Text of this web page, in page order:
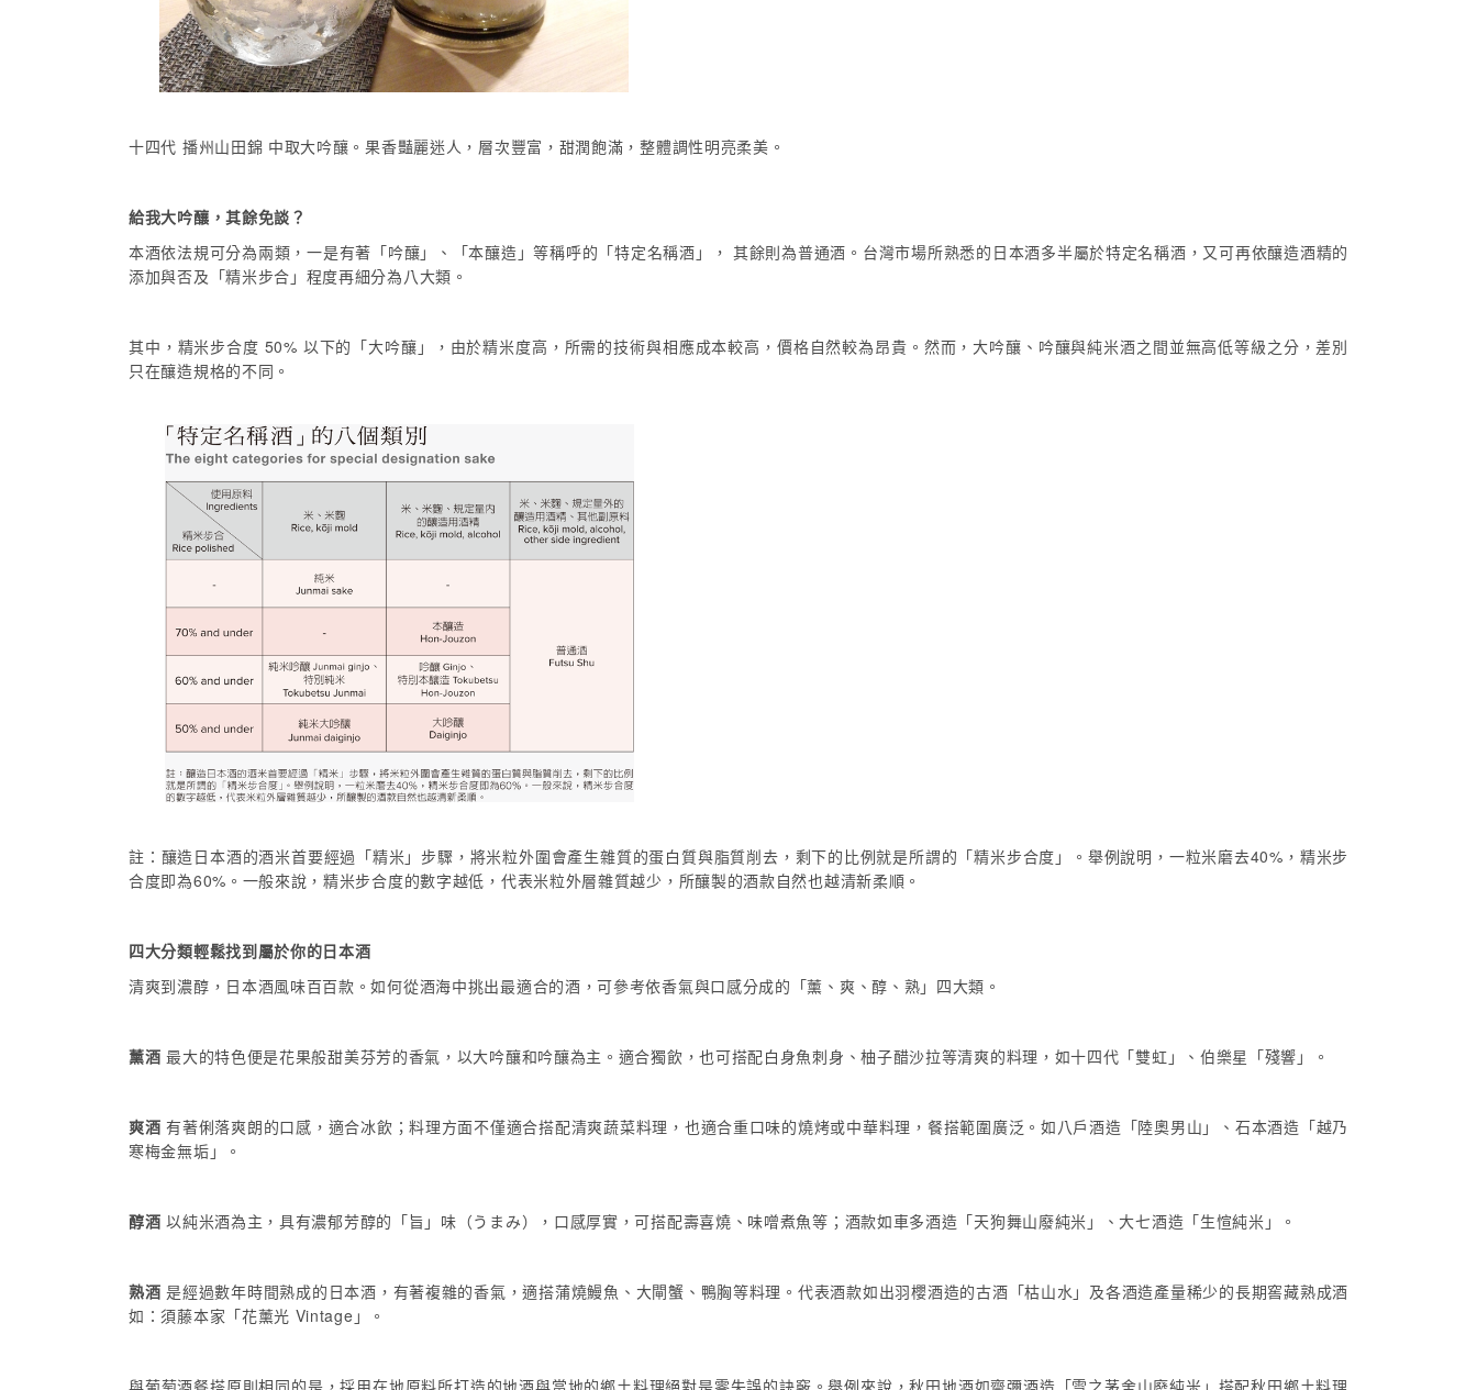
十四代 播州山田錦 中取大吟釀。果香豔麗迷人，層次豐富，甜潤飽滿，整體調性明亮柔美。
給我大吟釀，其餘免談？
本酒依法規可分為兩類，一是有著「吟釀」、「本釀造」等稱呼的「特定名稱酒」， 其餘則為普通酒。台灣市場所熟悉的日本酒多半屬於特定名稱酒，又可再依釀造酒精的
添加與否及「精米步合」程度再細分為八大類。
其中，精米步合度 50% 以下的「大吟釀」，由於精米度高，所需的技術與相應成本較高，價格自然較為昂貴。然而，大吟釀、吟釀與純米酒之間並無高低等級之分，差別
只在釀造規格的不同。
註：釀造日本酒的酒米首要經過「精米」步驟，將米粒外圍會產生雜質的蛋白質與脂質削去，剩下的比例就是所謂的「精米步合度」。舉例說明，一粒米磨去40%，精米步
合度即為60%。一般來說，精米步合度的數字越低，代表米粒外層雜質越少，所釀製的酒款自然也越清新柔順。
四大分類輕鬆找到屬於你的日本酒
清爽到濃醇，日本酒風味百百款。如何從酒海中挑出最適合的酒，可參考依香氣與口感分成的「薰、爽、醇、熟」四大類。
薰酒 最大的特色便是花果般甜美芬芳的香氣，以大吟釀和吟釀為主。適合獨飲，也可搭配白身魚刺身、柚子醋沙拉等清爽的料理，如十四代「雙虹」、伯樂星「殘響」。
爽酒 有著俐落爽朗的口感，適合冰飲；料理方面不僅適合搭配清爽蔬菜料理，也適合重口味的燒烤或中華料理，餐搭範圍廣泛。如八戶酒造「陸奧男山」、石本酒造「越乃
寒梅金無垢」。
醇酒 以純米酒為主，具有濃郁芳醇的「旨」味（うまみ），口感厚實，可搭配壽喜燒、味噌煮魚等；酒款如車多酒造「天狗舞山廢純米」、大七酒造「生愃純米」。
熟酒 是經過數年時間熟成的日本酒，有著複雜的香氣，適搭蒲燒鰻魚、大閘蟹、鴨胸等料理。代表酒款如出羽櫻酒造的古酒「枯山水」及各酒造產量稀少的長期窖藏熟成酒
如：須藤本家「花薰光 Vintage」。
與葡萄酒餐搭原則相同的是，採用在地原料所打造的地酒與當地的鄉土料理絕對是零失誤的訣竅。舉例來說，秋田地酒如齋彌酒造「雪之茅舍山廢純米」搭配秋田鄉土料理